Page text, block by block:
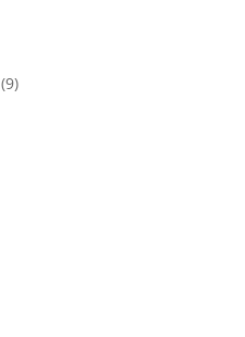
(9)